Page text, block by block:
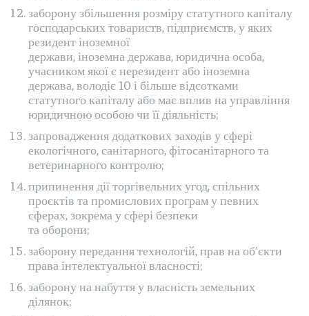
заборону збільшення розміру статутного капіталу
господарських товариств, підприємств, у яких
резидент іноземної
держави, іноземна держава, юридична особа,
учасником якої є нерезидент або іноземна
держава, володіє 10 і більше відсотками
статутного капіталу або має вплив на управління
юридичною особою чи її діяльність;
запровадження додаткових заходів у сфері
екологічного, санітарного, фітосанітарного та
ветеринарного контролю;
припинення дії торгівельних угод, спільних
проєктів та промислових програм у певних
сферах, зокрема у сфері безпеки
та оборони;
заборону передання технологій, прав на об'єкти
права інтелектуальної власності;
заборону на набуття у власність земельних
ділянок;